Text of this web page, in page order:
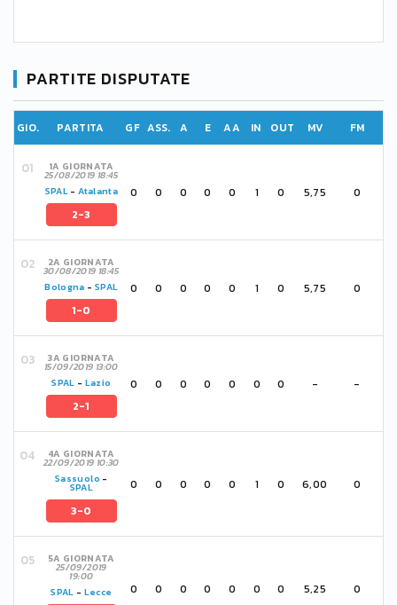
PARTITE DISPUTATE
GIO. PARTITA GF ASS. A E AA IN OUT MV FM
1A GIORNATA
25/08/2019 18:45
SPAL -Atalanta
2-3
0 0 0 0 0 1 0 5,75 0
2A GIORNATA
30/08/2019 18:45
Bologna - SPAL
1-0
0 0 0 0 0 1 0 5,75 0
3A GIORNATA
15/09/2019 13:00
SPAL - Lazio
2-1
0 0 0 0 0 0 0 - -
4A GIORNATA
22/09/2019 10:30
Sassuolo -
SPAL
3-0
0 0 0 0 0 1 0 6,00 0
5A GIORNATA
25/09/2019
19:00
SPAL - Lecce 0 0 0 0 0 0 0 5,25 0